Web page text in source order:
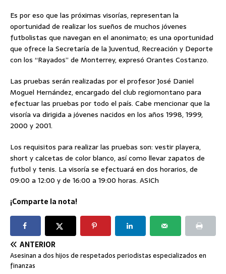
Es por eso que las próximas visorías, representan la
oportunidad de realizar los sueños de muchos jóvenes
futbolistas que navegan en el anonimato; es una oportunidad
que ofrece la Secretaría de la Juventud, Recreación y Deporte
con los “Rayados” de Monterrey, expresó Orantes Costanzo.
Las pruebas serán realizadas por el profesor José Daniel
Moguel Hernández, encargado del club regiomontano para
efectuar las pruebas por todo el país. Cabe mencionar que la
visoría va dirigida a jóvenes nacidos en los años 1998, 1999,
2000 y 2001.
Los requisitos para realizar las pruebas son: vestir playera,
short y calcetas de color blanco, así como llevar zapatos de
futbol y tenis. La visoría se efectuará en dos horarios, de
09:00 a 12:00 y de 16:00 a 19:00 horas. ASICh
¡Comparte la nota!
ANTERIOR
Asesinan a dos hijos de respetados periodistas especializados en
finanzas